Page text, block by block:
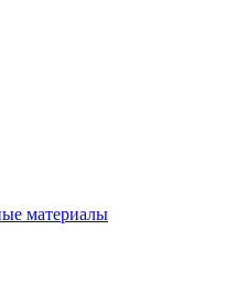
материалы